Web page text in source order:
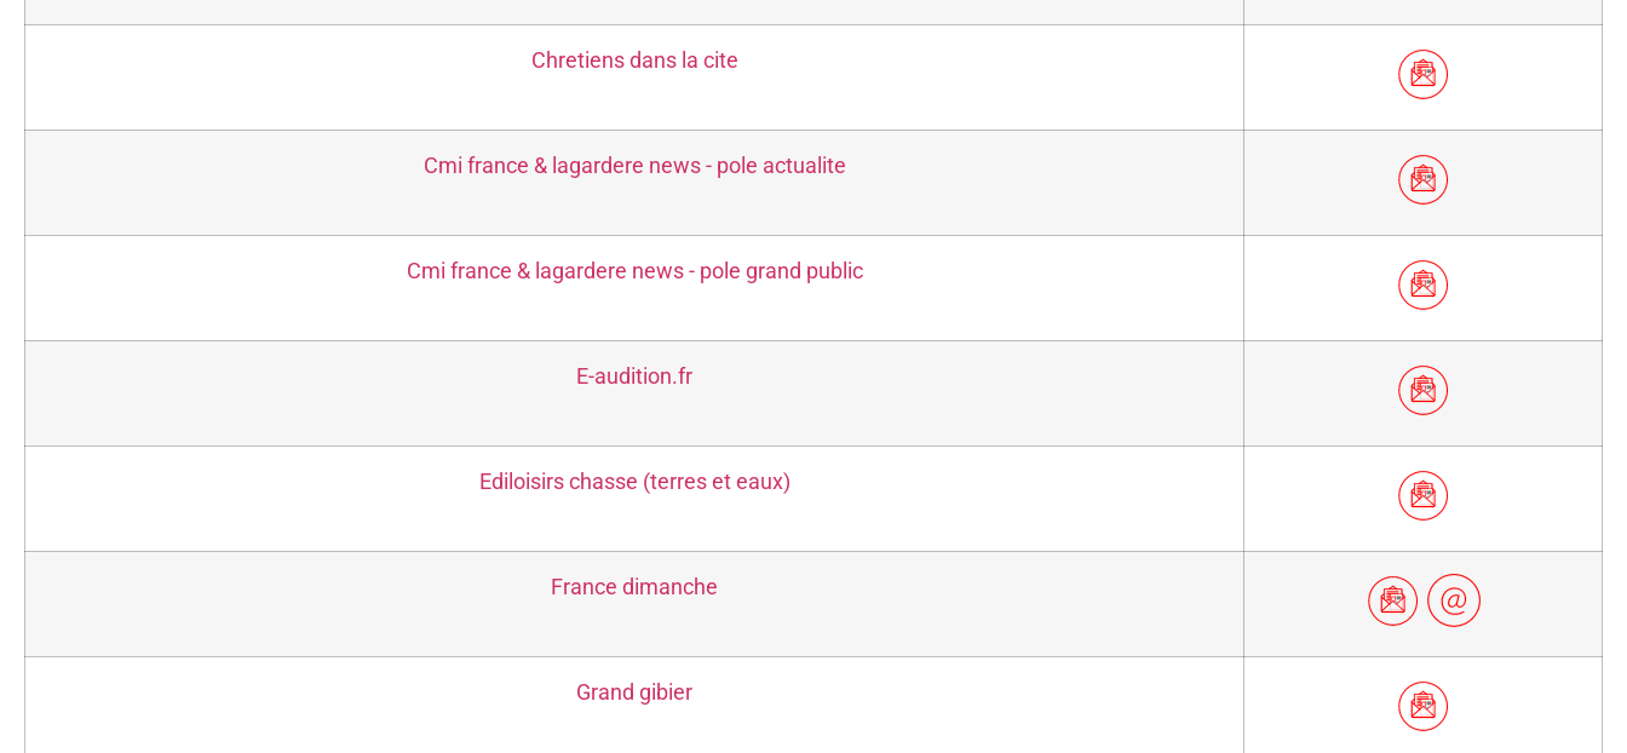
Chretiens dans la cite
Cmi france & lagardere news - pole actualite
Cmi france & lagardere news - pole grand public
E-audition.fr
Ediloisirs chasse (terres et eaux)
France dimanche
Grand gibier